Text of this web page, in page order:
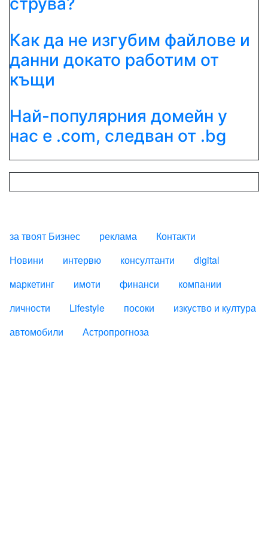
Как да не изгубим файлове и
данни докато работим от
къщи
Най-популярния домейн у
нас е .com, следван от .bg
за твоят Бизнес реклама
Контакти
Новини интервю консултанти
digital
маркетинг
имоти финанси
компании
личности
Lifestyle посоки
изкуство и култура
автомобили
Астропрогноза